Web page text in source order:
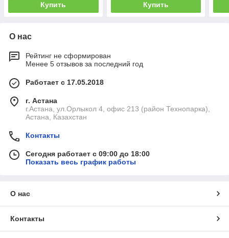
Купить Купить
О нас
Рейтинг не сформирован
Менее 5 отзывов за последний год
Работает с 17.05.2018
г. Астана
г.Астана, ул.Орлыкол 4, офис 213 (район Технопарка),
Астана, Казахстан
Контакты
Сегодня работает с 09:00 до 18:00
Показать весь график работы
О нас
Контакты